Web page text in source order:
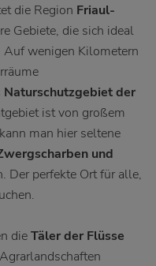
die Region Friaul-
Gebiete, die sich ideal
wenigen Kilometern
Naturschutzgebiet der
ist von großem
man hier seltene
und
Der perfekte Ort für alle,
dieTäler der Flüsse